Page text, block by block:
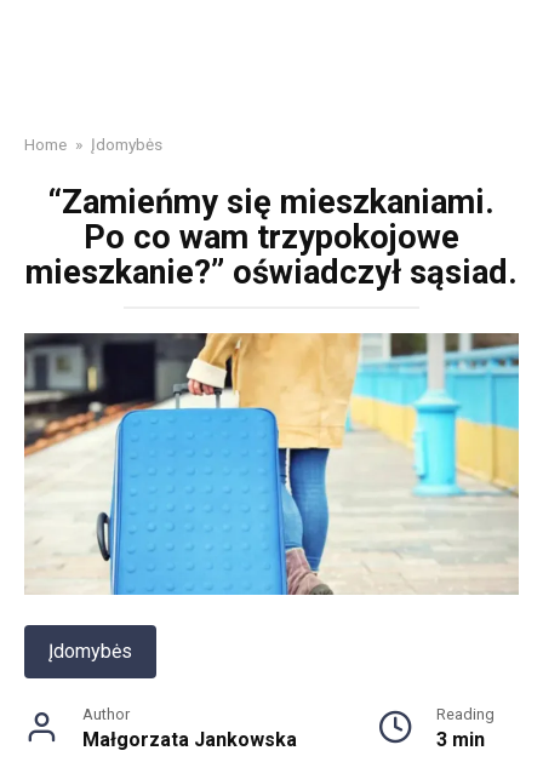
Home » Įdomybės
“Zamieńmy się mieszkaniami.
Po co wam trzypokojowe
mieszkanie?” oświadczył sąsiad.
Įdomybės
Author
Małgorzata Jankowska
Reading
3 min